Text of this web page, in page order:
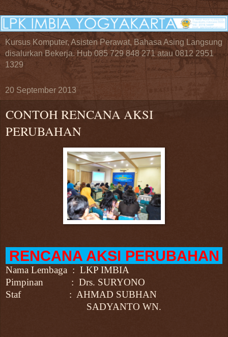
Kursus Komputer, Asisten Perawat, Bahasa Asing Langsung
disalurkan Bekerja. Hub 085 729 848 271 atau 0812 2951
1329
20 September 2013
CONTOH RENCANA AKSI
PERUBAHAN
RENCANA AKSI PERUBAHAN
Nama Lembaga : LKP IMBIA
Pimpinan : Drs. SURYONO
Staf : AHMAD SUBHAN
SADYANTO WN.